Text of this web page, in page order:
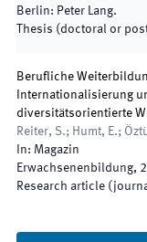
Berlin: Peter Lang.
Thesis (doctoral or
Berufliche
Internationalisierung
diversitätsorientierte
Reiter, S.; Humt, E.;
In: Magazin
Erwachsenenbildung,
Research article